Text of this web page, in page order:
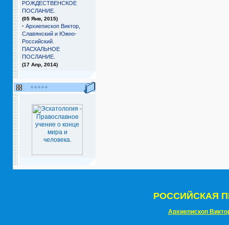
РОЖДЕСТВЕНСКОЕ
ПОСЛАНИЕ.
(05 Янв, 2015)
· Архиепископ Виктор,
Славянский и Южно-
Российский.
ПАСХАЛЬНОЕ
ПОСЛАНИЕ.
(17 Апр, 2014)
+++++
РОССИЙСКАЯ
Архиепископ